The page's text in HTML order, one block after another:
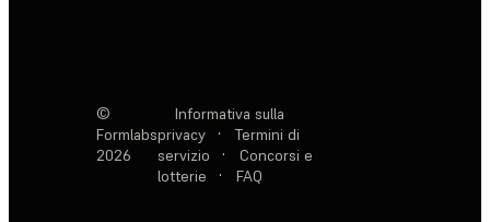
©
Formlabs
2026
Informativa sulla
privacy
·
Termini di
servizio
·
Concorsi e
lotterie
· FAQ